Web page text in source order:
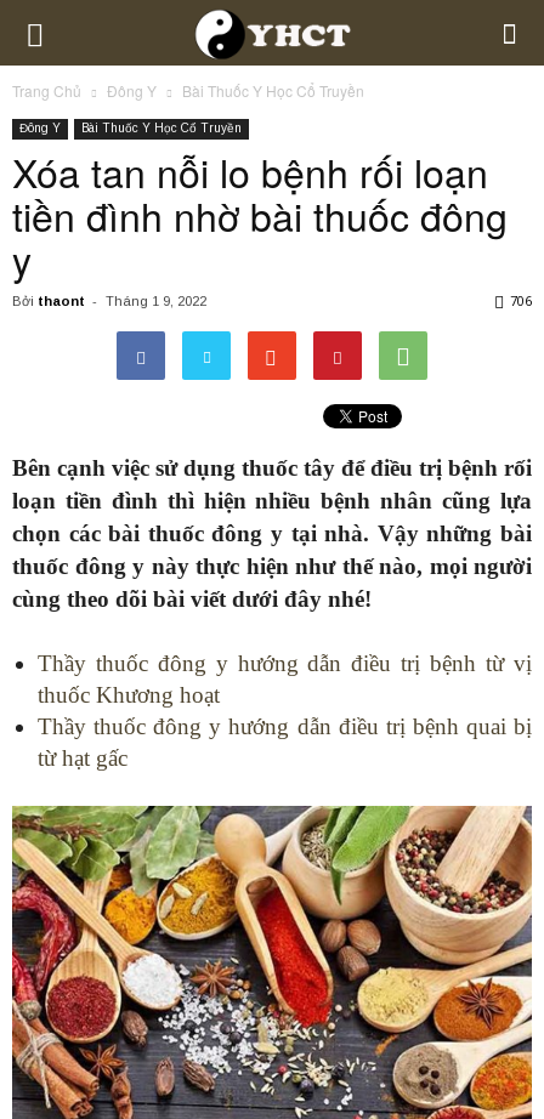
Trang Chủ Đông Y Bài Thuốc Y Học Cổ Truyền
Đông Y Bài Thuốc Y Học Cổ Truyền
Xóa tan nỗi lo bệnh rối loạn
tiền đình nhờ bài thuốc đông
y
Bởi thaont - Tháng 1 9, 2022 706
Bên cạnh việc sử dụng thuốc tây để điều trị bệnh rối
loạn tiền đình thì hiện nhiều bệnh nhân cũng lựa
chọn các bài thuốc đông y tại nhà. Vậy những bài
thuốc đông y này thực hiện như thế nào, mọi người
cùng theo dõi bài viết dưới đây nhé!
Thầy thuốc đông y hướng dẫn điều trị bệnh từ vị
thuốc Khương hoạt
Thầy thuốc đông y hướng dẫn điều trị bệnh quai bị
từ hạt gấc